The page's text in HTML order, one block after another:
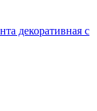
декоративная с